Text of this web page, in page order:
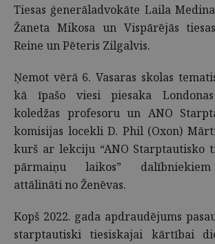
Tiesas ģenerāladvokāte Laila
Žaneta Mikosa un Vispārējās
Reine un Pēteris Zilgalvis.
Ņemot vērā 6. Vasaras skolas
kā īpašo viesi piesaka
koledžas profesoru un ANO
komisijas locekli D. Phil (Oxon)
kurš ar lekciju “ANO Starptautisko
pārmaiņu laikos” dalībniekiem
attālināti no Ženēvas.
Kopš 2022. gada apdraudējums
starptautiski tiesiskajai kārtībai